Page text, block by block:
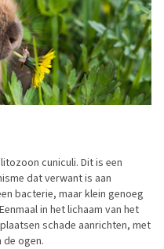
cuniculi. Dit is een
dat verwant is aan
bacterie, maar klein genoeg
in het lichaam van het
schade aanrichten, met
de ogen.